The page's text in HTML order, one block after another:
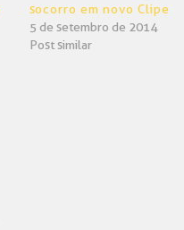
socorro em novo Clipe
5 de setembro de 2014
Post similar